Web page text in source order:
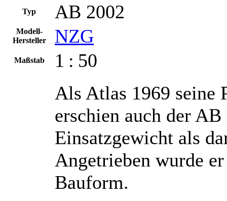
Typ AB 2002
Modell-
Hersteller
NZG
Maßstab 1 : 50
Als Atlas 1969 seine
erschien auch der
Einsatzgewicht als
Angetrieben wurde
Bauform.